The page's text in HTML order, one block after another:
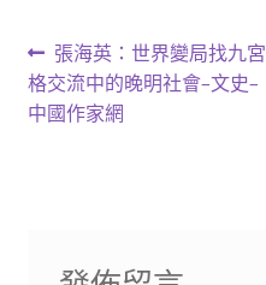
文
章
上
一
篇
張海英：世界變局找九宮
格交流中的晚明社會–文史–
中國作家網